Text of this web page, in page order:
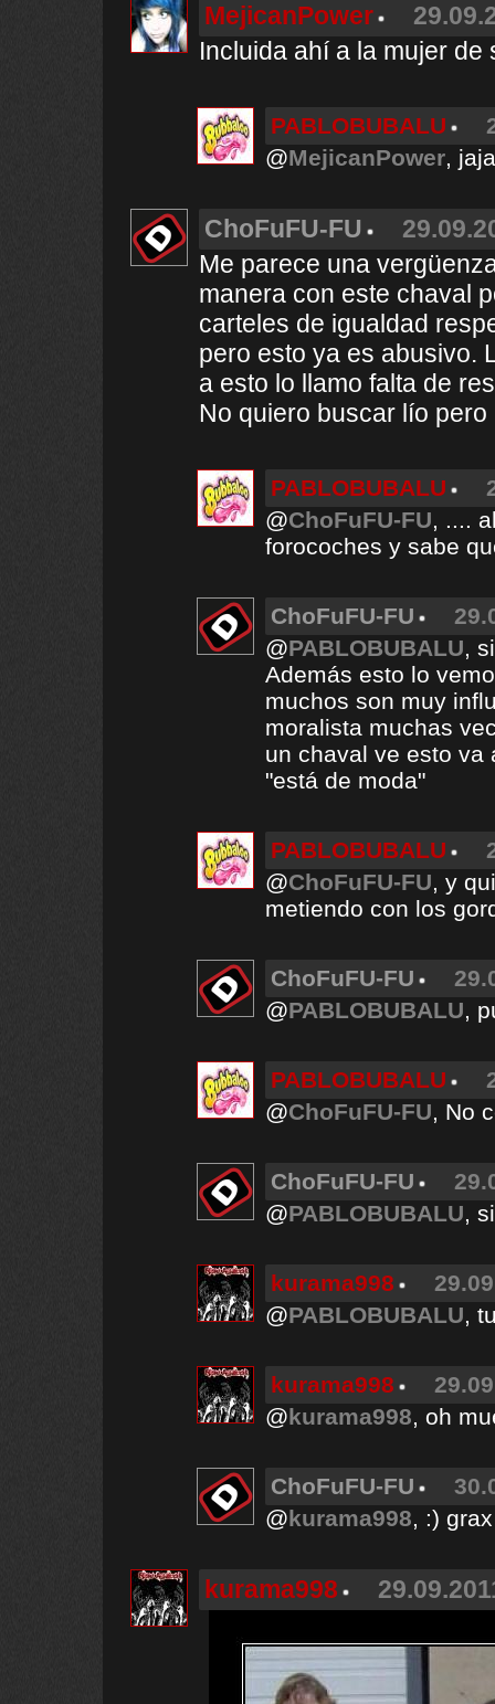
MejicanPower
Incluida ahí a la mujer de
PABLOBUBALU
@MejicanPower,
ChoFuFU-FU
Me parece una
manera con este chaval
carteles de igualdad
pero esto ya es abusivo.
a esto lo llamo falta de
No quiero buscar lío pero
PABLOBUBALU
@ChoFuFU-FU, ....
forocoches y sabe
ChoFuFU-FU
@PABLOBUBALU,
Además esto lo
muchos son muy
moralista muchas
un chaval ve esto va
"está de moda"
PABLOBUBALU
@ChoFuFU-FU, y
metiendo con los
ChoFuFU-FU
@PABLOBUBALU,
PABLOBUBALU
@ChoFuFU-FU, No
ChoFuFU-FU
@PABLOBUBALU,
kurama998
@PABLOBUBALU,
kurama998
@kurama998, oh
ChoFuFU-FU
@kurama998, :) grax
kurama998